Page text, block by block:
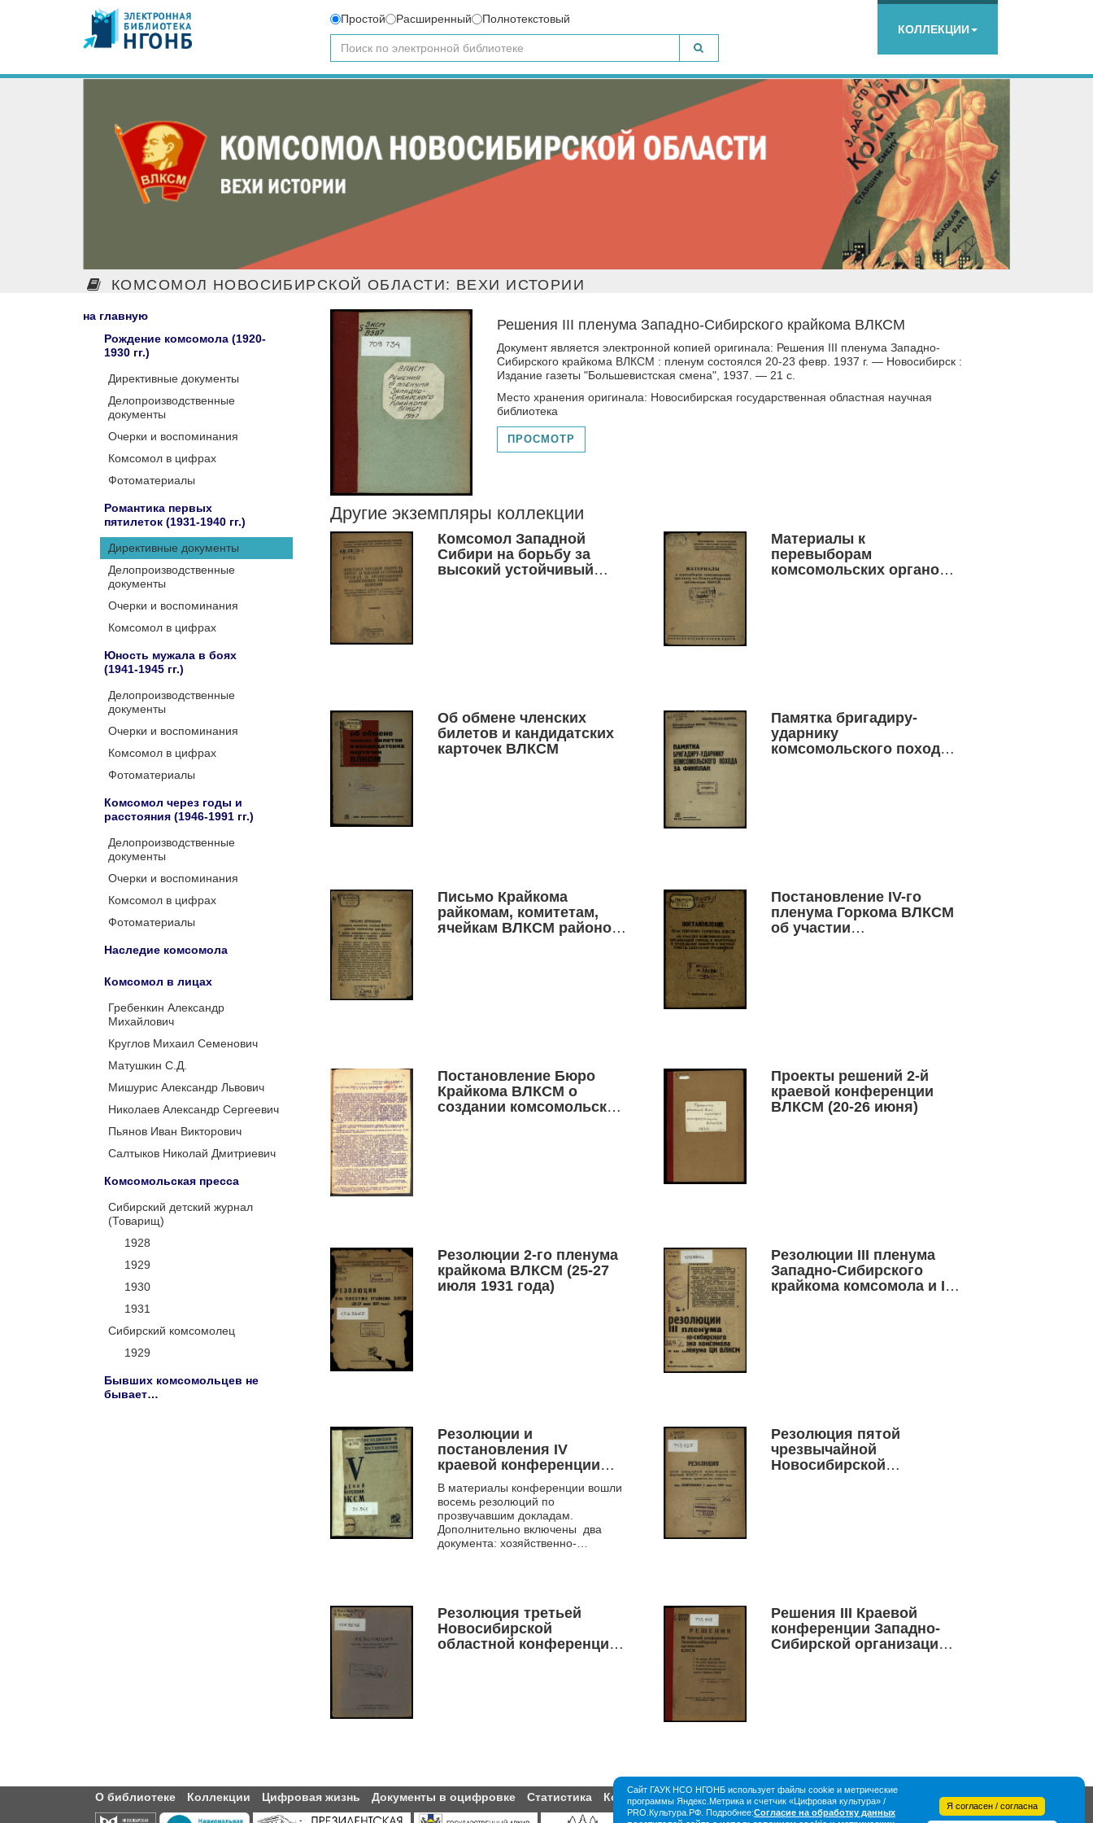
Простой Расширенный
Полнотекстовый
КОЛЛЕКЦИИ
КОМСОМОЛ НОВОСИБИРСКОЙ ОБЛАСТИ: ВЕХИ ИСТОРИИ
на главную
Рождение комсомола (1920-
1930 гг.)
Директивные документы
Делопроизводственные
документы
Очерки и воспоминания
Комсомол в цифрах
Фотоматериалы
Романтика первых
пятилеток (1931-1940 гг.)
Директивные документы
Делопроизводственные
документы
Очерки и воспоминания
Комсомол в цифрах
Юность мужала в боях
(1941-1945 гг.)
Делопроизводственные
документы
Очерки и воспоминания
Комсомол в цифрах
Фотоматериалы
Комсомол через годы и
расстояния (1946-1991 гг.)
Делопроизводственные
документы
Очерки и воспоминания
Комсомол в цифрах
Фотоматериалы
Наследие комсомола
Комсомол в лицах
Гребенкин Александр
Михайлович
Круглов Михаил Семенович
Матушкин С.Д.
Мишурис Александр Львович
Николаев Александр Сергеевич
Пьянов Иван Викторович
Салтыков Николай Дмитриевич
Комсомольская пресса
Сибирский детский журнал
(Товарищ)
1928
1929
1930
1931
Сибирский комсомолец
1929
Бывших комсомольцев не
бывает…
Решения III пленума Западно-Сибирского крайкома ВЛКСМ
Документ является электронной копией оригинала: Решения III пленума Западно-
Сибирского крайкома ВЛКСМ : пленум состоялся 20-23 февр. 1937 г. — Новосибирск :
Издание газеты "Большевистская смена", 1937. — 21 с.
Место хранения оригинала: Новосибирская государственная областная научная
библиотека
ПРОСМОТР
Другие экземпляры коллекции
Комсомол Западной
Сибири на борьбу за
высокий устойчивый
Материалы к
перевыборам
комсомольских органов
Об обмене членских
билетов и кандидатских
карточек ВЛКСМ
Памятка бригадиру-
ударнику
комсомольского похода
Письмо Крайкома
райкомам, комитетам,
ячейкам ВЛКСМ районов
Постановление IV-го
пленума Горкома ВЛКСМ
об участии
Постановление Бюро
Крайкома ВЛКСМ о
создании комсомольских
Проекты решений 2-й
краевой конференции
ВЛКСМ (20-26 июня)
Резолюции 2-го пленума
крайкома ВЛКСМ (25-27
июля 1931 года)
Резолюции III пленума
Западно-Сибирского
крайкома комсомола и III
Резолюции и
постановления IV
краевой конференции
ВЛКСМ Западной Сибири
В материалы конференции вошли
восемь резолюций по
прозвучавшим докладам.
Дополнительно включены два
документа: хозяйственно-
Резолюция пятой
чрезвычайной
Новосибирской
Резолюция третьей
Новосибирской
областной конференции
Решения III Краевой
конференции Западно-
Сибирской организации
О библиотеке Коллекции Цифровая жизнь Документы в оцифровке Статистика Контакты Партнёры
Сайт ГАУК НСО НГОНБ использует файлы cookie и метрические
программы Яндекс.Метрика и счетчик «Цифровая культура» /
PRO.Культура.РФ. Подробнее:Согласие на обработку данных
Я согласен / согласна